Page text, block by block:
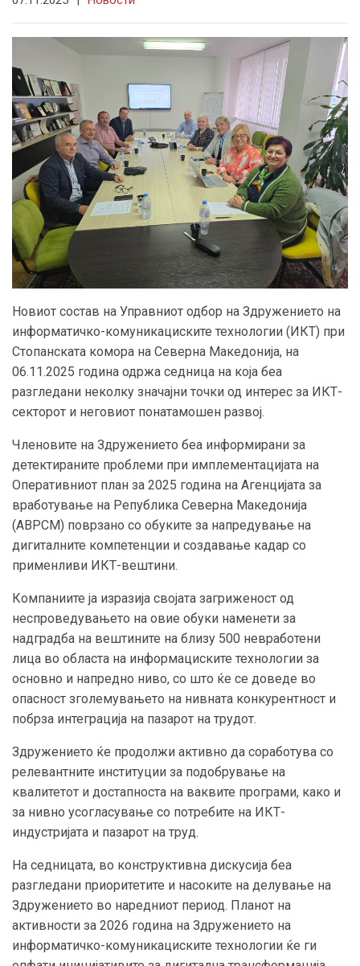
Новиот состав на Управниот одбор на Здружението на
информатичко-комуникациските технологии (ИКТ) при
Стопанската комора на Северна Македонија, на
06.11.2025 година одржа седница на која беа
разгледани неколку значајни точки од интерес за ИКТ-
секторот и неговиот понатамошен развој.
Членовите на Здружението беа информирани за
детектираните проблеми при имплементацијата на
Оперативниот план за 2025 година на Агенцијата за
вработување на Република Северна Македонија
(АВРСМ) поврзано со обуките за напредување на
дигиталните компетенции и создавање кадар со
применливи ИКТ-вештини.
Компаниите ја изразија својата загриженост од
неспроведувањето на овие обуки наменети за
надградба на вештините на близу 500 невработени
лица во областа на информациските технологии за
основно и напредно ниво, со што ќе се доведе во
опасност зголемувањето на нивната конкурентност и
побрза интеграција на пазарот на трудот.
Здружението ќе продолжи активно да соработува со
релевантните институции за подобрување на
квалитетот и достапноста на ваквите програми, како и
за нивно усогласување со потребите на ИКТ-
индустријата и пазарот на труд.
На седницата, во конструктивна дискусија беа
разгледани приоритетите и насоките на делување на
Здружението во наредниот период. Планот на
активности за 2026 година на Здружението на
информатичко-комуникациските технологии ќе ги